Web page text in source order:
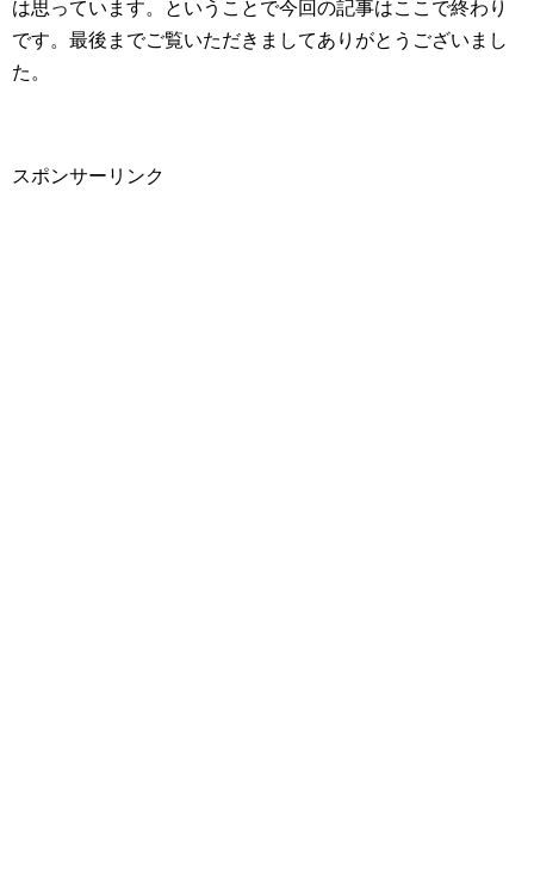
は思っています。ということで今回の記事はここで終わり
です。最後までご覧いただきましてありがとうございまし
た。
スポンサーリンク